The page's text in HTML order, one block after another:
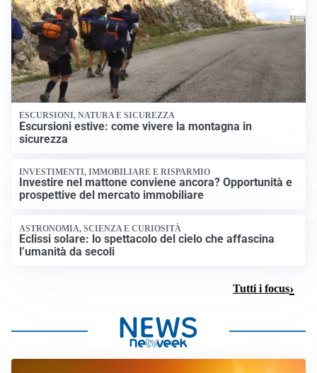
ESCURSIONI, NATURA E SICUREZZA
Escursioni estive: come vivere la montagna in
sicurezza
INVESTIMENTI, IMMOBILIARE E RISPARMIO
Investire nel mattone conviene ancora? Opportunità e
prospettive del mercato immobiliare
ASTRONOMIA, SCIENZA E CURIOSITÀ
Eclissi solare: lo spettacolo del cielo che affascina
l’umanità da secoli
Tutti i focus